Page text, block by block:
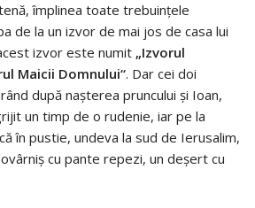
împlinea toate trebuințele
de la un izvor de mai jos de casa lui
izvor este numit „Izvorul
Maicii Domnului“. Dar cei doi
după nașterea pruncului și Ioan,
un timp de o rudenie, iar pe la
în pustie, undeva la sud de Ierusalim,
cu pante repezi, un deșert cu